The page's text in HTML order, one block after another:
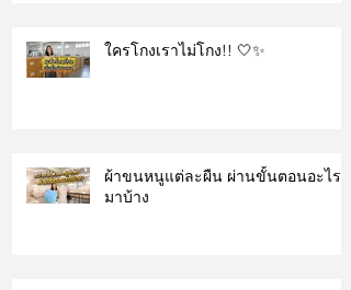
ใครโกงเราไม่โกง!! 🤍✨
ผ้าขนหนูแต่ละผืน ผ่านขั้นตอนอะไร
มาบ้าง